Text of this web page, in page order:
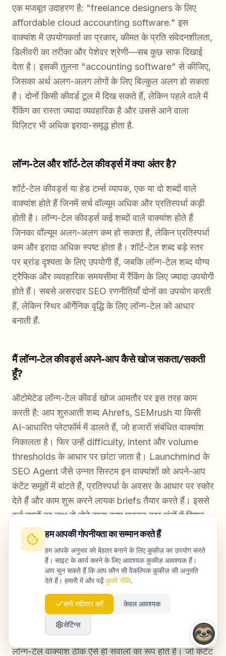
एक मजबूत उदाहरण है: "freelance designers के लिए
affordable cloud accounting software." इस
वाक्यांश में उपयोगकर्ता का प्रकार, कीमत के प्रति संवेदनशीलता,
डिलीवरी का तरीका और पेशेवर श्रेणी—सब कुछ साफ दिखाई
देता है। इसकी तुलना "accounting software" से कीजिए,
जिसका अर्थ अलग-अलग लोगों के लिए बिल्कुल अलग हो सकता
है। दोनों किसी कीवर्ड टूल में दिख सकते हैं, लेकिन पहले वाले में
रैंकिंग का रास्ता ज्यादा व्यवहारिक है और उससे आने वाला
विज़िटर भी अधिक इरादा-समृद्ध होता है.
लॉन्ग-टेल और शॉर्ट-टेल कीवर्ड्स में क्या अंतर है?
शॉर्ट-टेल कीवर्ड्स या हेड टर्म्स व्यापक, एक या दो शब्दों वाले
वाक्यांश होते हैं जिनमें सर्च वॉल्यूम अधिक और प्रतिस्पर्धा कड़ी
होती है। लॉन्ग-टेल कीवर्ड्स कई शब्दों वाले वाक्यांश होते हैं
जिनका वॉल्यूम अलग-अलग कम हो सकता है, लेकिन प्रतिस्पर्धा
कम और इरादा अधिक स्पष्ट होता है। शॉर्ट-टेल शब्द बड़े स्तर
पर ब्रांड दृश्यता के लिए उपयोगी हैं, जबकि लॉन्ग-टेल शब्द योग्य
ट्रैफिक और व्यवहारिक समयसीमा में रैंकिंग के लिए ज्यादा उपयोगी
होते हैं। सबसे असरदार SEO रणनीतियाँ दोनों का उपयोग करती
हैं, लेकिन स्थिर ऑर्गेनिक वृद्धि के लिए लॉन्ग-टेल को आधार
बनाती हैं.
मैं लॉन्ग-टेल कीवर्ड्स अपने-आप कैसे खोज सकता/सकती
हूँ?
ऑटोमेटेड लॉन्ग-टेल कीवर्ड खोज आमतौर पर इस तरह काम
करती है: आप शुरुआती शब्द Ahrefs, SEMrush या किसी
AI-आधारित प्लेटफॉर्म में डालते हैं, जो हजारों संबंधित वाक्यांश
निकालता है। फिर उन्हें difficulty, intent और volume
thresholds के आधार पर छांटा जाता है। Launchmind के
SEO Agent जैसे उन्नत सिस्टम इन वाक्यांशों को अपने-आप
कंटेंट समूहों में बांटते हैं, प्रतिस्पर्धा के अवसर के आधार पर स्कोर
देते हैं और काम शुरू करने लायक briefs तैयार करते हैं। इससे
कई हफ्तों का हाथ से होने वाला काम घटकर कुछ घंटों में सिमट
सकता है.
क्या 2026 और 2027 में AI search के दौर में भी लॉन्ग-
टेल कीवर्ड्स महत्वपूर्ण रहेंगे?
बिल्कुल, और पहले से भी ज्यादा। Google AI Overviews,
ChatGPT Search और Perplexity जैसे AI इंजन खास,
इरादा-समृद्ध सवालों का जवाब देने के लिए बनाए गए हैं—और
लॉन्ग-टेल वाक्यांश ठीक ऐसे ही सवालों का रूप होते हैं। जो कंटेंट
हम आपकी गोपनीयता का सम्मान करते हैं
हम आपके अनुभव को बेहतर बनाने के लिए कुकीज़ का उपयोग करते
हैं। साइट के कार्य करने के लिए आवश्यक कुकीज़ आवश्यक हैं।
आप चुन सकते हैं कि आप कौन सी वैकल्पिक कुकीज़ की अनुमति
देते हैं। हमारी में और पढ़ें कुकी नीति.
सभी स्वीकार करें केवल आवश्यक
सेटिंग्स